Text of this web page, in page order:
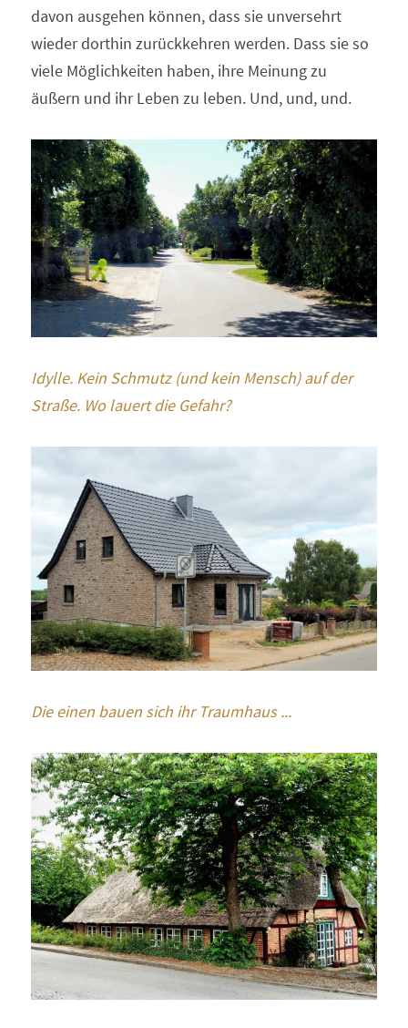
davon ausgehen können, dass sie unversehrt
wieder dorthin zurückkehren werden. Dass sie so
viele Möglichkeiten haben, ihre Meinung zu
äußern und ihr Leben zu leben. Und, und, und.
Idylle. Kein Schmutz (und kein Mensch) auf der
Straße. Wo lauert die Gefahr?
Die einen bauen sich ihr Traumhaus ...